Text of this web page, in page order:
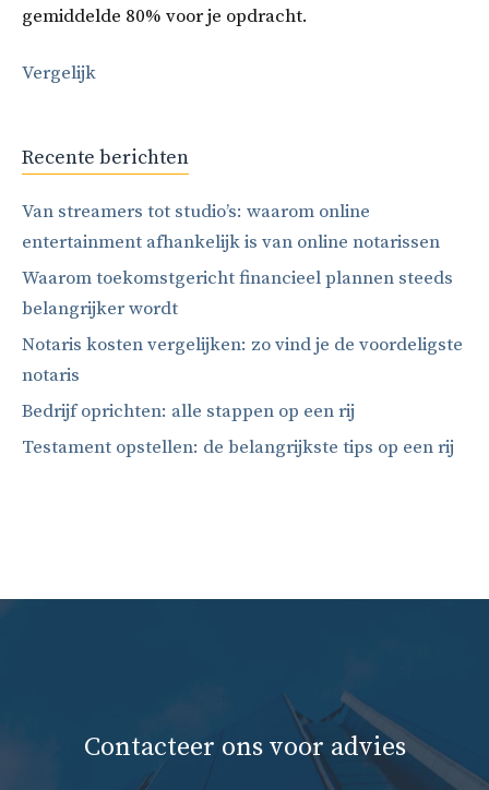
gemiddelde 80% voor je opdracht.
Vergelijk
Recente berichten
Van streamers tot studio’s: waarom online
entertainment afhankelijk is van online notarissen
Waarom toekomstgericht financieel plannen steeds
belangrijker wordt
Notaris kosten vergelijken: zo vind je de voordeligste
notaris
Bedrijf oprichten: alle stappen op een rij
Testament opstellen: de belangrijkste tips op een rij
Contacteer ons voor advies